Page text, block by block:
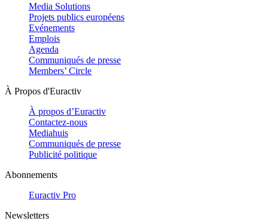
Media Solutions
Projets publics européens
Evénements
Emplois
Agenda
Communiqués de presse
Members’ Circle
À Propos d'Euractiv
À propos d’Euractiv
Contactez-nous
Mediahuis
Communiqués de presse
Publicité politique
Abonnements
Euractiv Pro
Newsletters